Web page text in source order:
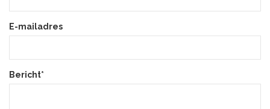
E-mailadres
Bericht*